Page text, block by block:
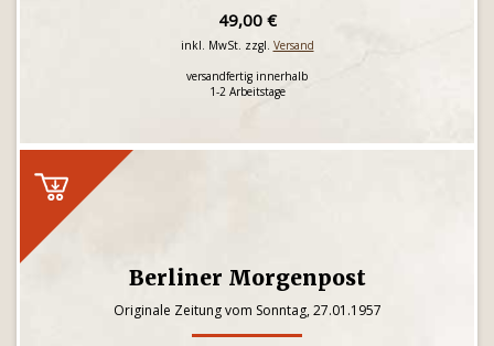
49,00 €
inkl. MwSt. zzgl. Versand
versandfertig innerhalb
1-2 Arbeitstage
Berliner Morgenpost
Originale Zeitung vom Sonntag, 27.01.1957